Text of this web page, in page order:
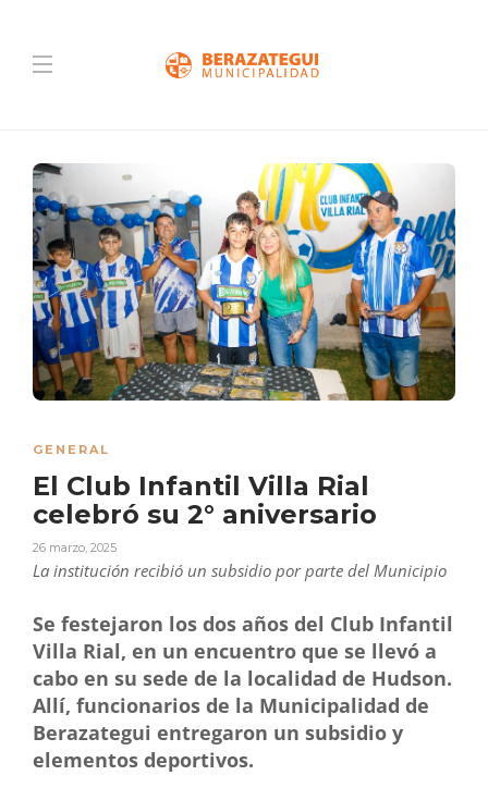
GENERAL
El Club Infantil Villa Rial
celebró su 2° aniversario
26 marzo, 2025
La institución recibió un subsidio por parte del Municipio
Se festejaron los dos años del Club Infantil
Villa Rial, en un encuentro que se llevó a
cabo en su sede de la localidad de Hudson.
Allí, funcionarios de la Municipalidad de
Berazategui entregaron un subsidio y
elementos deportivos.